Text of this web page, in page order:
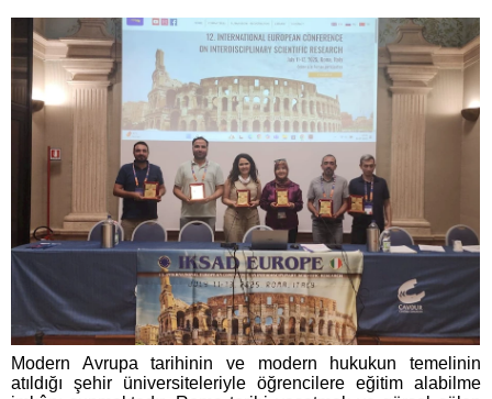
Modern Avrupa tarihinin ve modern hukukun temelinin
atıldığı şehir üniversiteleriyle öğrencilere eğitim alabilme